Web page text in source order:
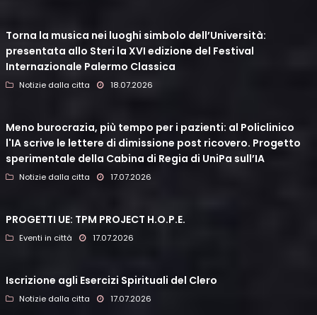
Torna la musica nei luoghi simbolo dell’Università:
presentata allo Steri la XVI edizione del Festival
Internazionale Palermo Classica
Notizie dalla citta 18.07.2026
Meno burocrazia, più tempo per i pazienti: al Policlinico
l'IA scrive le lettere di dimissione post ricovero. Progetto
sperimentale della Cabina di Regia di UniPa sull’IA
Notizie dalla citta 17.07.2026
PROGETTI UE: TPM PROJECT H.O.P.E.
Eventi in città 17.07.2026
Iscrizione agli Esercizi Spirituali del Clero
Notizie dalla citta 17.07.2026